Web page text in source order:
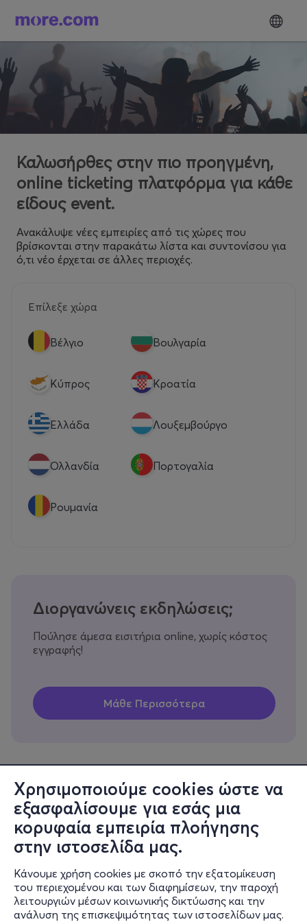
Χρησιμοποιούμε cookies ώστε να
εξασφαλίσουμε για εσάς μια
κορυφαία εμπειρία πλοήγησης
στην ιστοσελίδα μας.
Κάνουμε χρήση cookies με σκοπό την εξατομίκευση
του περιεχομένου και των διαφημίσεων, την παροχή
λειτουργιών μέσων κοινωνικής δικτύωσης και την
ανάλυση της επισκεψιμότητας των ιστοσελίδων μας.
Καλωσήρθες στην πιο προηγμένη,
online ticketing πλατφόρμα για κάθε
είδους event.
Ανακάλυψε νέες εμπειρίες από τις χώρες που
βρίσκονται στην παρακάτω λίστα και συντονίσου για
ό,τι νέο έρχεται σε άλλες περιοχές.
Επίλεξε χώρα
Βέλγιο Βουλγαρία
Κύπρος Κροατία
Eλλάδα Λουξεμβούργο
Ολλανδία Πορτογαλία
Ρουμανία
Διοργανώνεις εκδηλώσεις;
Πούλησε άμεσα εισιτήρια online, χωρίς κόστος
εγγραφής!
Πληροφορίες
Υποστήριξη
Stay Connected